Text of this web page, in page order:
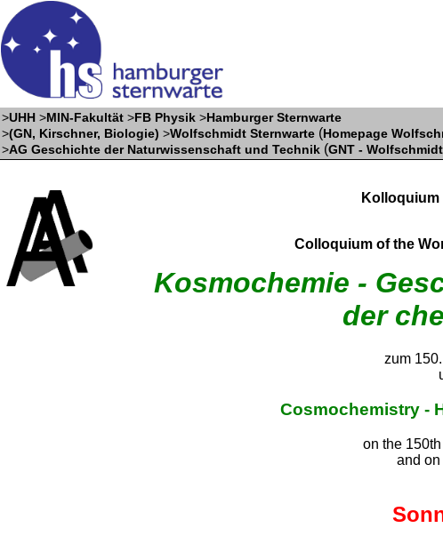
>UHH >MIN-Fakultät >FB Physik >Hamburger Sternwarte
>(GN, Kirschner, Biologie) >Wolfschmidt Sternwarte (Homepage
>AG Geschichte der Naturwissenschaft und Technik (GNT - Wolfschmidt
Kolloquium
Colloquium of the
Kosmochemie -
der
zum
Cosmochemistry -
on the
and